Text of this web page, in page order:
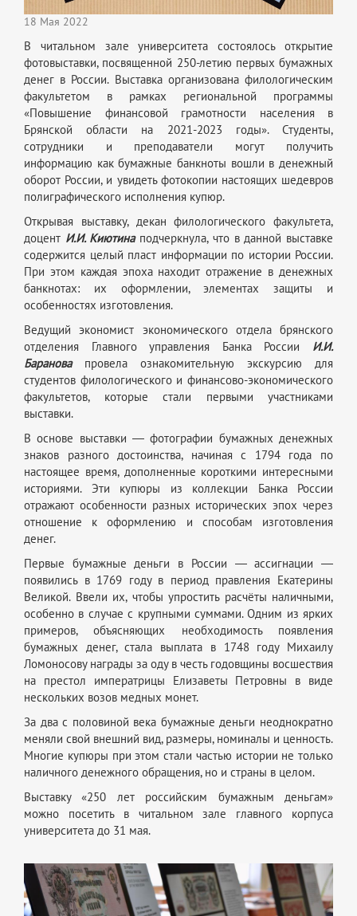
18 Мая 2022
В читальном зале университета состоялось открытие
фотовыставки, посвященной 250-летию первых бумажных
денег в России. Выставка организована филологическим
факультетом в рамках региональной программы
«Повышение финансовой грамотности населения в
Брянской области на 2021-2023 годы». Студенты,
сотрудники и преподаватели могут получить
информацию как бумажные банкноты вошли в денежный
оборот России, и увидеть фотокопии настоящих шедевров
полиграфического исполнения купюр.
Открывая выставку, декан филологического факультета,
доцент И.И. Киютинаподчеркнула, что в данной выставке
содержится целый пласт информации по истории России.
При этом каждая эпоха находит отражение в денежных
банкнотах: их оформлении, элементах защиты и
особенностях изготовления.
Ведущий экономист экономического отдела брянского
отделения Главного управления Банка России И.И.
Барановапровела ознакомительную экскурсию для
студентов филологического и финансово-экономического
факультетов, которые стали первыми участниками
выставки.
В основе выставки ― фотографии бумажных денежных
знаков разного достоинства, начиная с 1794 года по
настоящее время, дополненные короткими интересными
историями. Эти купюры из коллекции Банка России
отражают особенности разных исторических эпох через
отношение к оформлению и способам изготовления
денег.
Первые бумажные деньги в России ― ассигнации ―
появились в 1769 году в период правления Екатерины
Великой. Ввели их, чтобы упростить расчёты наличными,
особенно в случае с крупными суммами. Одним из ярких
примеров, объясняющих необходимость появления
бумажных денег, стала выплата в 1748 году Михаилу
Ломоносову награды за оду в честь годовщины восшествия
на престол императрицы Елизаветы Петровны в виде
нескольких возов медных монет.
За два с половиной века бумажные деньги неоднократно
меняли свой внешний вид, размеры, номиналы и ценность.
Многие купюры при этом стали частью истории не только
наличного денежного обращения, но и страны в целом.
Выставку «250 лет российским бумажным деньгам»
можно посетить в читальном зале главного корпуса
университета до 31 мая.